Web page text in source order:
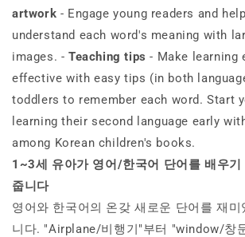
artwork - Engage young readers and
understand each word's meaning with
images. - Teaching tips - Make learning
effective with easy tips (in both
toddlers to remember each word. Start
learning their second language early
among Korean children's books.
1~3세 유아가 영어/한국어 단어를 배우
줍니다
영어와 한국어의 온갖 새로운 단어를 재
니다. "Airplane/비행기"부터 "window/창